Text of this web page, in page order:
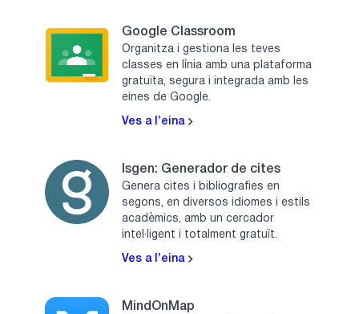
Google Classroom
Organitza i gestiona les teves
classes en línia amb una plataforma
gratuïta, segura i integrada amb les
eines de Google.
Ves a l’eina
Isgen: Generador de cites
Genera cites i bibliografies en
segons, en diversos idiomes i estils
acadèmics, amb un cercador
intel·ligent i totalment gratuït.
Ves a l’eina
MindOnMap